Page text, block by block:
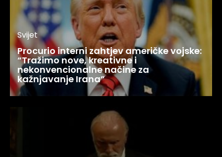
Svijet
Procurio interni zahtjev američke vojske:
“Tražimo nove, kreativne i
nekonvencionalne načine za
kažnjavanje Irana”